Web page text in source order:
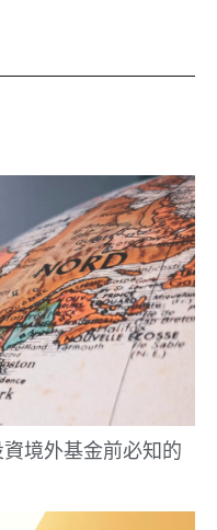
境外基金前必知的